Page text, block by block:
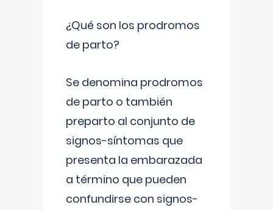
¿Qué son los prodromos
de parto?
Se denomina prodromos
de parto o también
preparto al conjunto de
signos-síntomas que
presenta la embarazada
a término que pueden
confundirse con signos-